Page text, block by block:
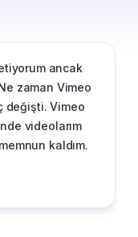
ancak
zaman Vimeo
değişti. Vimeo
videolarım
kaldım.